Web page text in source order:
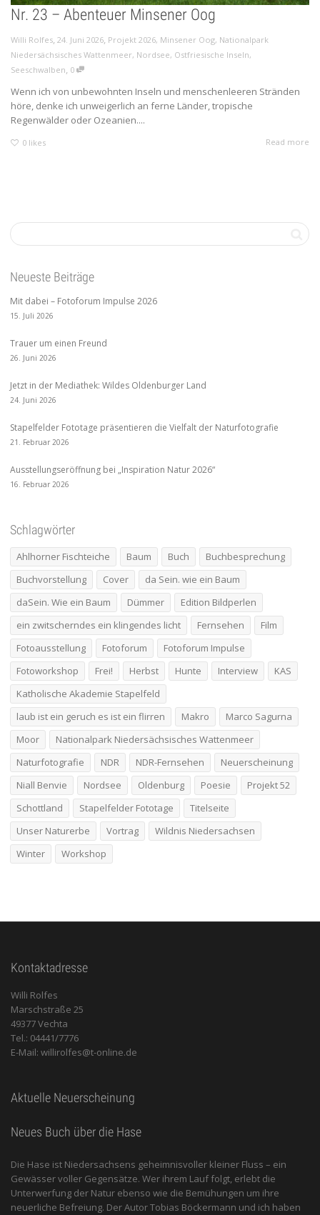
Nr. 23 – Abenteuer Minsener Oog
Willi Rolfes, 24. Juni 2026, Projekt 2026, Minsener Oog, Nationalpark
Niedersächsisches Wattenmeer, Nordsee, Ostfriesische Inseln,
Seeschwalben, 0
Wenn ich von unbewohnten Inseln und menschenleeren Stränden
höre, denke ich unweigerlich an ferne Länder, tropische
Regenwälder oder Ozeanien....
0 likes Read more
Neueste Beiträge
Mit dabei – Fotoforum Impulse 2026
15. Juli 2026
Trauer um einen Freund
26. Juni 2026
Jetzt in der Mediathek: Wildes Oldenburger Land
24. Juni 2026
Stapelfelder Fototage präsentieren die Vielfalt der Naturfotografie
21. Februar 2026
Ausstellungseröffnung bei „Inspiration Natur 2026“
16. Februar 2026
Schlagwörter
Ahlhorner Fischteiche Baum Buch
Buchbesprechung
Buchvorstellung
Cover
da Sein. wie ein Baum
daSein. Wie ein Baum
Dümmer
Edition Bildperlen
ein zwitscherndes ein klingendes licht
Fernsehen
Film
Fotoausstellung
Fotoforum
Fotoforum Impulse
Fotoworkshop
Frei! Herbst Hunte Interview
KAS
Katholische Akademie Stapelfeld
laub ist ein geruch es ist ein flirren
Makro
Marco Sagurna
Moor
Nationalpark Niedersächsisches Wattenmeer
Naturfotografie
NDR NDR-Fernsehen
Neuerscheinung
Niall Benvie
Nordsee Oldenburg Poesie
Projekt 52
Schottland
Stapelfelder Fototage
Titelseite
Unser Naturerbe
Vortrag
Wildnis Niedersachsen
Winter
Workshop
Kontaktadresse
Willi Rolfes
Marschstraße 25
49377 Vechta
Tel.: 04441/7776
E-Mail: willirolfes@t-online.de
Aktuelle Neuerscheinung
Neues Buch über die Hase
Die Hase ist Niedersachsens geheimnisvoller kleiner Fluss – ein
Gewässer voller Gegensätze. Wer ihrem Lauf folgt, erlebt die
Unterwerfung der Natur ebenso wie die Bemühungen um ihre
neuerliche Befreiung. Der Autor Tobias Böckermann und ich haben